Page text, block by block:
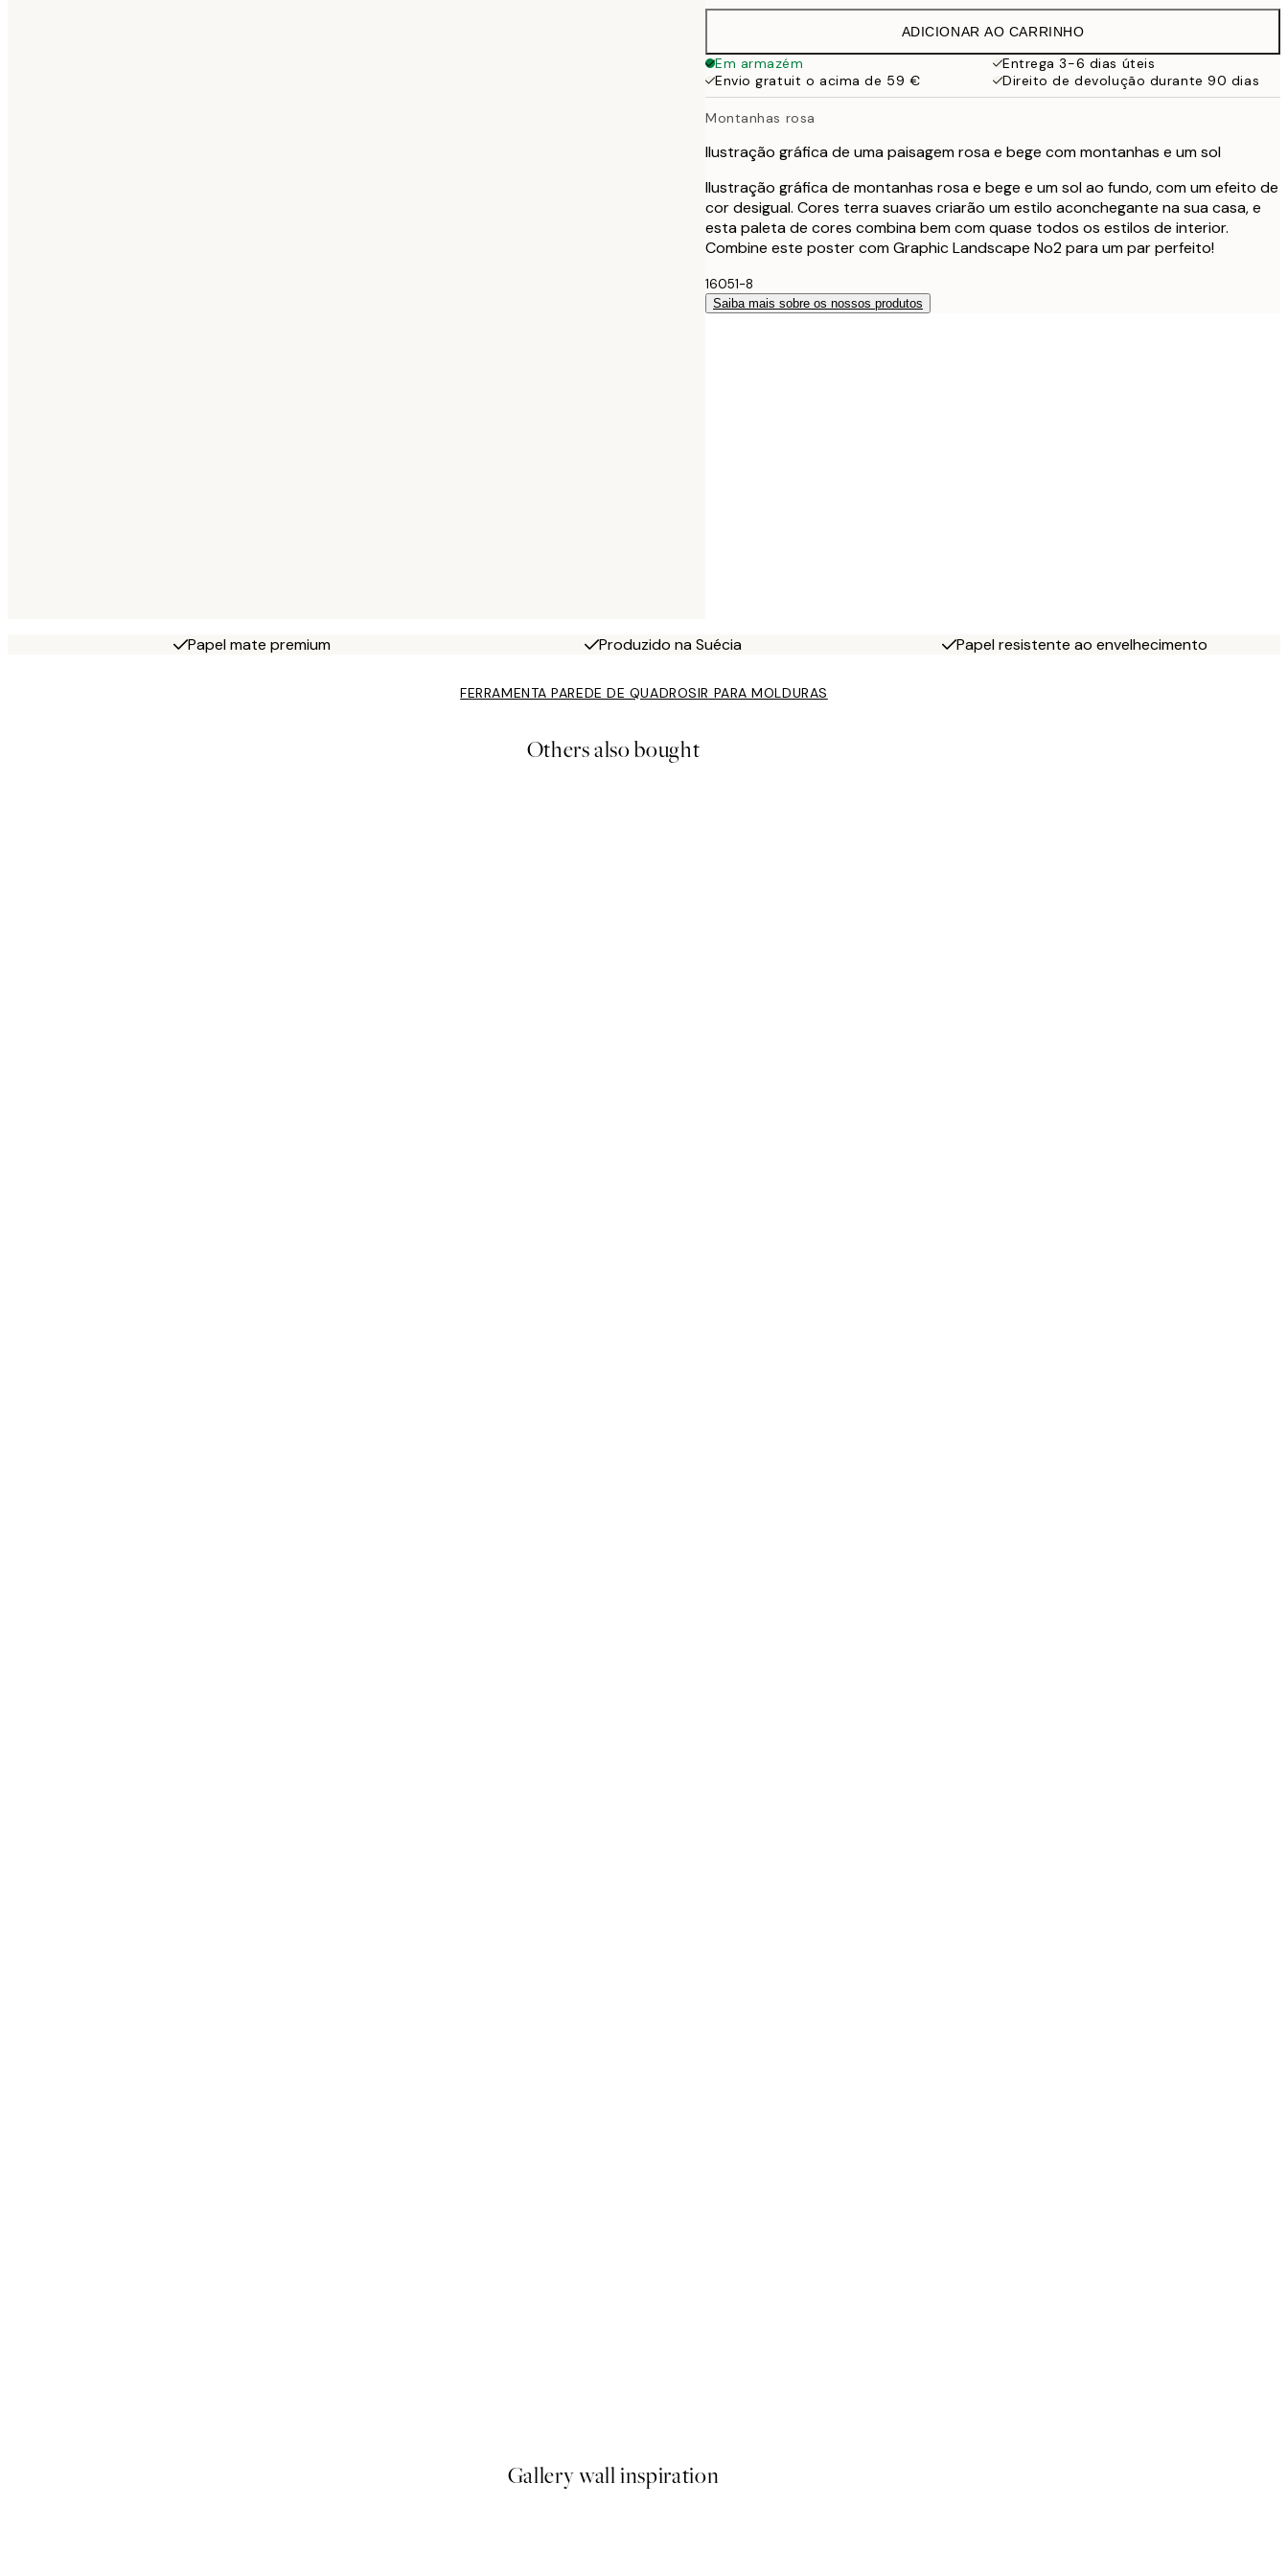
ADICIONAR AO CARRINHO
Em armazém
Entrega 3-6 dias úteis
Envio gratuit o acima de 59 €
Direito de devolução durante 90 dias
Montanhas rosa
Ilustração gráfica de uma paisagem rosa e bege com montanhas e um sol
Ilustração gráfica de montanhas rosa e bege e um sol ao fundo, com um efeito de
cor desigual. Cores terra suaves criarão um estilo aconchegante na sua casa, e
esta paleta de cores combina bem com quase todos os estilos de interior.
Combine este poster com Graphic Landscape No2 para um par perfeito!
16051-8
Saiba mais sobre os nossos produtos
Papel mate premium Produzido na Suécia Papel resistente ao envelhecimento
FERRAMENTA PAREDE DE QUADROSIR PARA MOLDURAS
Others also bought
Gallery wall inspiration